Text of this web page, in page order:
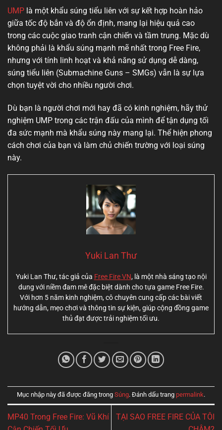
UMP là một khẩu súng tiểu liên với sự kết hợp hoàn hảo
giữa tốc độ bắn và độ ổn định, mang lại hiệu quả cao
trong các cuộc giao tranh cận chiến và tầm trung. Mặc dù
không phải là khẩu súng mạnh mẽ nhất trong Free Fire,
nhưng với tính linh hoạt và khả năng sử dụng dễ dàng,
súng tiểu liên (Submachine Guns – SMGs) vẫn là sự lựa
chọn tuyệt vời cho nhiều người chơi.
Dù bạn là người chơi mới hay đã có kinh nghiệm, hãy thử
nghiệm UMP trong các trận đấu của mình để tận dụng tối
đa sức mạnh mà khẩu súng này mang lại. Thể hiện phong
cách chơi của bạn và làm chủ chiến trường với loại súng
này.
Yuki Lan Thư
Yuki Lan Thư, tác giả của Free Fire VN, là một nhà sáng tạo nội
dung với niềm đam mê đặc biệt dành cho tựa game Free Fire.
Với hơn 5 năm kinh nghiệm, cô chuyên cung cấp các bài viết
hướng dẫn, mẹo chơi và thông tin sự kiện, giúp cộng đồng game
thủ đạt được trải nghiệm tối ưu.
Mục nhập này đã được đăng trong Súng. Đánh dấu trang permalink.
MP40 Trong Free Fire: Vũ Khí
TẠI SAO FREE FIRE CỦA TÔI